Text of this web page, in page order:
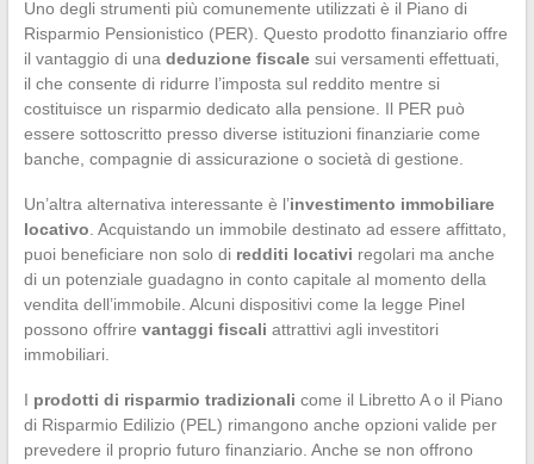
Uno degli strumenti più comunemente utilizzati è il Piano di
Risparmio Pensionistico (PER). Questo prodotto finanziario offre
il vantaggio di una deduzione fiscalesui versamenti effettuati,
il che consente di ridurre l’imposta sul reddito mentre si
costituisce un risparmio dedicato alla pensione. Il PER può
essere sottoscritto presso diverse istituzioni finanziarie come
banche, compagnie di assicurazione o società di gestione.
Un’altra alternativa interessante è l’investimento immobiliare
locativo . Acquistando un immobile destinato ad essere affittato,
puoi beneficiare non solo di redditi locativi regolari ma anche
di un potenziale guadagno in conto capitale al momento della
vendita dell’immobile. Alcuni dispositivi come la legge Pinel
possono offrire vantaggi fiscali attrattivi agli investitori
immobiliari.
I prodotti di risparmio tradizionali come il Libretto A o il Piano
di Risparmio Edilizio (PEL) rimangono anche opzioni valide per
prevedere il proprio futuro finanziario. Anche se non offrono